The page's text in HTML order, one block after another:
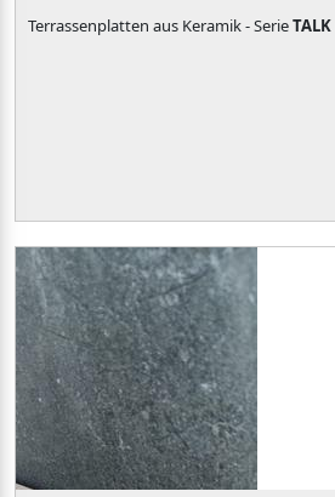
Terrassenplatten aus Keramik - SerieTALK